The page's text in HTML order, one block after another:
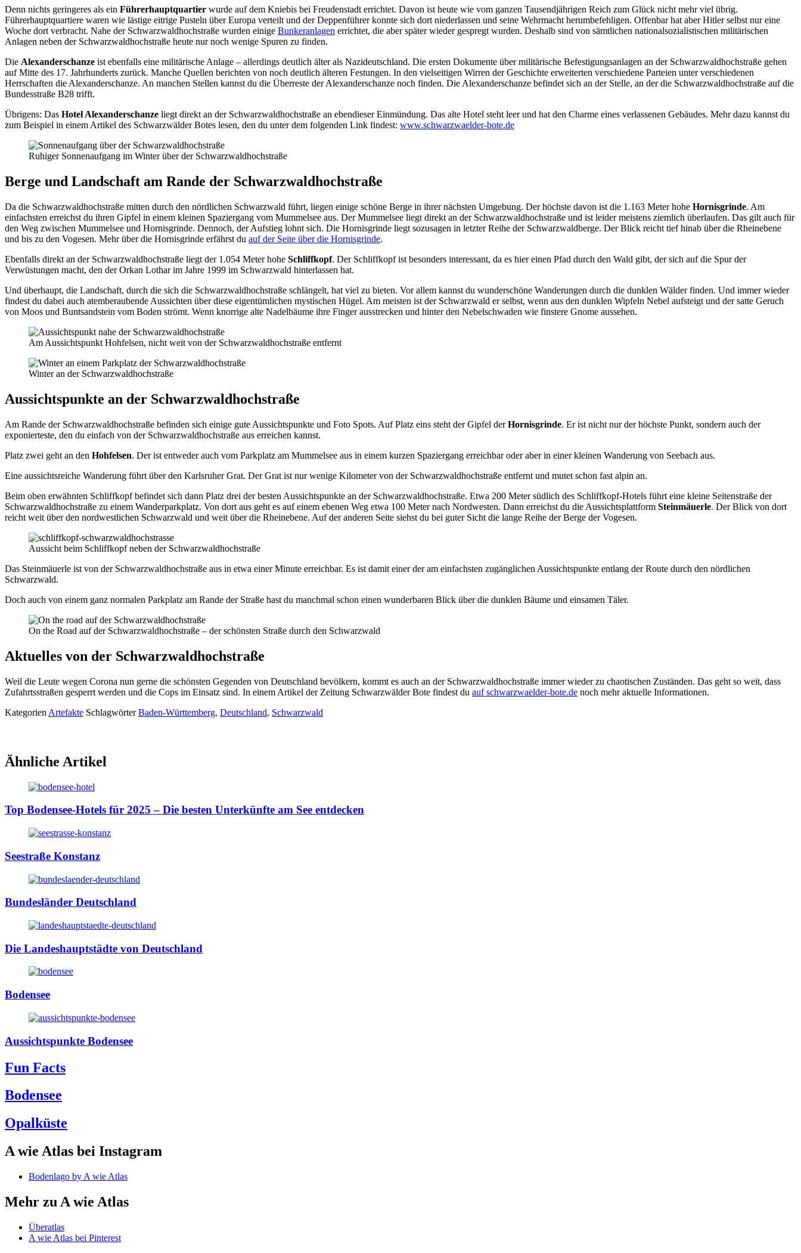
Denn nichts geringeres als ein Führerhauptquartier wurde auf dem Kniebis bei Freudenstadt errichtet. Davon ist heute wie vom ganzen Tausendjährigen Reich zum Glück nicht mehr viel übrig.
Führerhauptquartiere waren wie lästige eitrige Pusteln über Europa verteilt und der Deppenführer konnte sich dort niederlassen und seine Wehrmacht herumbefehligen. Offenbar hat aber Hitler selbst nur eine
Woche dort verbracht. Nahe der Schwarzwaldhochstraße wurden einige Bunkeranlagen errichtet, die aber später wieder gespregt wurden. Deshalb sind von sämtlichen nationalsozialistischen militärischen
Anlagen neben der Schwarzwaldhochstraße heute nur noch wenige Spuren zu finden.
Die Alexanderschanze ist ebenfalls eine militärische Anlage – allerdings deutlich älter als Nazideutschland. Die ersten Dokumente über militärische Befestigungsanlagen an der Schwarzwaldhochstraße gehen
auf Mitte des 17. Jahrhunderts zurück. Manche Quellen berichten von noch deutlich älteren Festungen. In den vielseitigen Wirren der Geschichte erweiterten verschiedene Parteien unter verschiedenen
Herrschaften die Alexanderschanze. An manchen Stellen kannst du die Überreste der Alexanderschanze noch finden. Die Alexanderschanze befindet sich an der Stelle, an der die Schwarzwaldhochstraße auf die
Bundesstraße B28 trifft.
Übrigens: Das Hotel Alexanderschanze liegt direkt an der Schwarzwaldhochstraße an ebendieser Einmündung. Das alte Hotel steht leer und hat den Charme eines verlassenen Gebäudes. Mehr dazu kannst du
zum Beispiel in einem Artikel des Schwarzwälder Botes lesen, den du unter dem folgenden Link findest: www.schwarzwaelder-bote.de
Ruhiger Sonnenaufgang im Winter über der Schwarzwaldhochstraße
Berge und Landschaft am Rande der Schwarzwaldhochstraße
Da die Schwarzwaldhochstraße mitten durch den nördlichen Schwarzwald führt, liegen einige schöne Berge in ihrer nächsten Umgebung. Der höchste davon ist die 1.163 Meter hohe Hornisgrinde. Am
einfachsten erreichst du ihren Gipfel in einem kleinen Spaziergang vom Mummelsee aus. Der Mummelsee liegt direkt an der Schwarzwaldhochstraße und ist leider meistens ziemlich überlaufen. Das gilt auch für
den Weg zwischen Mummelsee und Hornisgrinde. Dennoch, der Aufstieg lohnt sich. Die Hornisgrinde liegt sozusagen in letzter Reihe der Schwarzwaldberge. Der Blick reicht tief hinab über die Rheinebene
und bis zu den Vogesen. Mehr über die Hornisgrinde erfährst du auf der Seite über die Hornisgrinde.
Ebenfalls direkt an der Schwarzwaldhochstraße liegt der 1.054 Meter hohe Schliffkopf. Der Schliffkopf ist besonders interessant, da es hier einen Pfad durch den Wald gibt, der sich auf die Spur der
Verwüstungen macht, den der Orkan Lothar im Jahre 1999 im Schwarzwald hinterlassen hat.
Und überhaupt, die Landschaft, durch die sich die Schwarzwaldhochstraße schlängelt, hat viel zu bieten. Vor allem kannst du wunderschöne Wanderungen durch die dunklen Wälder finden. Und immer wieder
findest du dabei auch atemberaubende Aussichten über diese eigentümlichen mystischen Hügel. Am meisten ist der Schwarzwald er selbst, wenn aus den dunklen Wipfeln Nebel aufsteigt und der satte Geruch
von Moos und Buntsandstein vom Boden strömt. Wenn knorrige alte Nadelbäume ihre Finger ausstrecken und hinter den Nebelschwaden wie finstere Gnome aussehen.
Am Aussichtspunkt Hohfelsen, nicht weit von der Schwarzwaldhochstraße entfernt
Winter an der Schwarzwaldhochstraße
Aussichtspunkte an der Schwarzwaldhochstraße
Am Rande der Schwarzwaldhochstraße befinden sich einige gute Aussichtspunkte und Foto Spots. Auf Platz eins steht der Gipfel derHornisgrinde. Er ist nicht nur der höchste Punkt, sondern auch der
exponierteste, den du einfach von der Schwarzwaldhochstraße aus erreichen kannst.
Platz zwei geht an den Hohfelsen. Der ist entweder auch vom Parkplatz am Mummelsee aus in einem kurzen Spaziergang erreichbar oder aber in einer kleinen Wanderung von Seebach aus.
Eine aussichtsreiche Wanderung führt über den Karlsruher Grat. Der Grat ist nur wenige Kilometer von der Schwarzwaldhochstraße entfernt und mutet schon fast alpin an.
Beim oben erwähnten Schliffkopf befindet sich dann Platz drei der besten Aussichtspunkte an der Schwarzwaldhochstraße. Etwa 200 Meter südlich des Schliffkopf-Hotels führt eine kleine Seitenstraße der
Schwarzwaldhochstraße zu einem Wanderparkplatz. Von dort aus geht es auf einem ebenen Weg etwa 100 Meter nach Nordwesten. Dann erreichst du die Aussichtsplattform Steinmäuerle. Der Blick von dort
reicht weit über den nordwestlichen Schwarzwald und weit über die Rheinebene. Auf der anderen Seite siehst du bei guter Sicht die lange Reihe der Berge der Vogesen.
Aussicht beim Schliffkopf neben der Schwarzwaldhochstraße
Das Steinmäuerle ist von der Schwarzwaldhochstraße aus in etwa einer Minute erreichbar. Es ist damit einer der am einfachsten zugänglichen Aussichtspunkte entlang der Route durch den nördlichen
Schwarzwald.
Doch auch von einem ganz normalen Parkplatz am Rande der Straße hast du manchmal schon einen wunderbaren Blick über die dunklen Bäume und einsamen Täler.
On the Road auf der Schwarzwaldhochstraße – der schönsten Straße durch den Schwarzwald
Aktuelles von der Schwarzwaldhochstraße
Weil die Leute wegen Corona nun gerne die schönsten Gegenden von Deutschland bevölkern, kommt es auch an der Schwarzwaldhochstraße immer wieder zu chaotischen Zuständen. Das geht so weit, dass
Zufahrtsstraßen gesperrt werden und die Cops im Einsatz sind. In einem Artikel der Zeitung Schwarzwälder Bote findest du auf schwarzwaelder-bote.de noch mehr aktuelle Informationen.
Kategorien Artefakte SchlagwörterBaden-Württemberg, Deutschland, Schwarzwald
Ähnliche Artikel
Top Bodensee-Hotels für 2025 – Die besten Unterkünfte am See entdecken
Seestraße Konstanz
Bundesländer Deutschland
Die Landeshauptstädte von Deutschland
Bodensee
Aussichtspunkte Bodensee
Fun Facts
Bodensee
Opalküste
A wie Atlas bei Instagram
Bodenlago by A wie Atlas
Mehr zu A wie Atlas
Überatlas
A wie Atlas bei Pinterest